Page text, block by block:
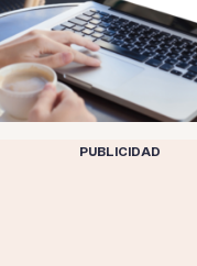
PUBLICIDAD